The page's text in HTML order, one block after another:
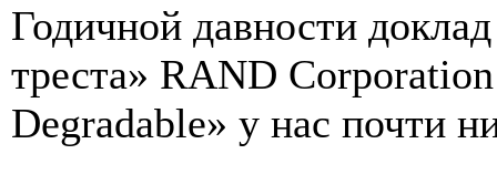
Годичной давности
треста» RAND
Degradable» у нас почти